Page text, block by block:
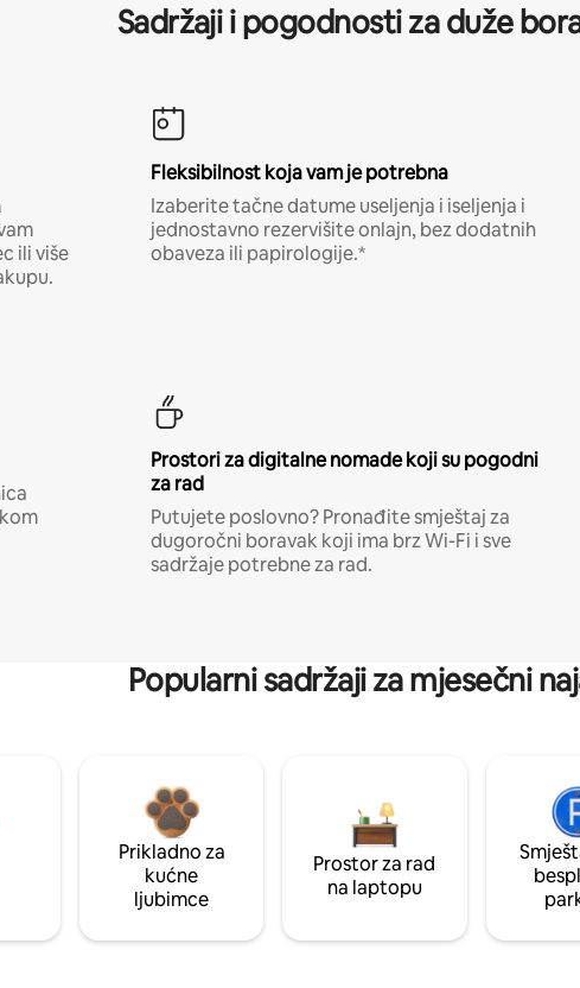
Sadržaji i pogodnosti za duže
ili više
Fleksibilnost koja vam je potrebna
Izaberite tačne datume useljenja i iseljenja i
jednostavno rezervišite onlajn, bez dodatnih
obaveza ili papirologije.*
Prostori za digitalne nomade koji su pogodni
za rad
Putujete poslovno? Pronađite smještaj za
dugoročni boravak koji ima brz Wi-Fi i sve
sadržaje potrebne za rad.
Popularni sadržaji za mjesečni
Prikladno za
kućne
ljubimce
Prostor za rad
na laptopu